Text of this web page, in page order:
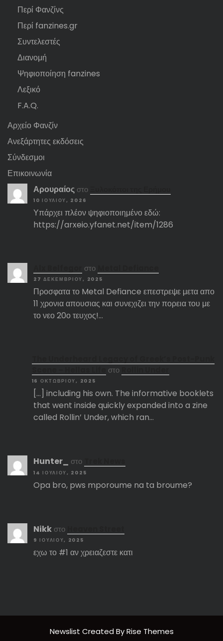
Περί Φανζίνς
Περί fanzines.gr
Συντελεστές
Διανομή
Ψηφιοποίηση fanzines
Λεξικό
F.A.Q.
Αρχείο Φανζίν
Ανεξάρτητες εκδόσεις
Σύνδεσμοι
Επικοινωνία
Αρουραίος στο
10 ΙΟΥΛΊΟΥ, 2026
Υπάρχει πλέον ψηφιοποιημένο εδώ:
https://arxeio.yfanet.net/item/1286
στο
27 ΔΕΚΕΜΒΡΊΟΥ, 2025
Προσφατα το Metal Defiance επεστρεψε μετα απο
11 χρονια απουσιας και συνεχιζει την πορεια του με
το νεο 20ο τευχος!…
στο
16 ΟΚΤΩΒΡΊΟΥ, 2025
[…] including his own. The informative booklets
that went inside quickly expanded into a zine
called Rollin’ Under, which ran…
Hunter_ στο
14 ΙΟΥΛΊΟΥ, 2025
Opa bro, pws mporoume na ta broume?
Nikk στο
9 ΙΟΥΛΊΟΥ, 2025
εχω το #1 αν χρειαζεστε κατι
Newslist Created ByRise Themes